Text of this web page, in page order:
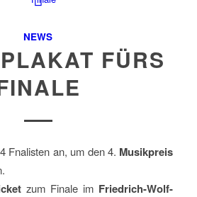
NEWS
FÜRS
Fnalisten an, um den 4. Musikpreis
zum Finale im Friedrich-Wolf-